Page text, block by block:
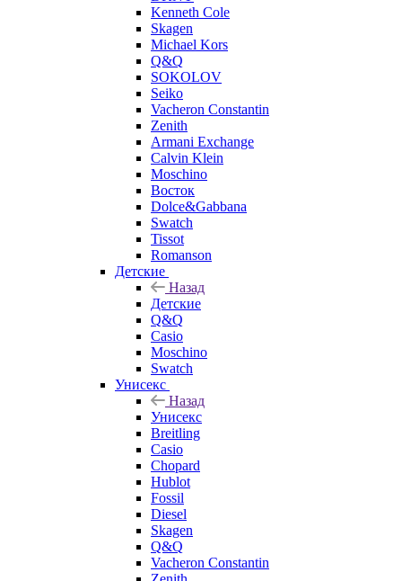
Kenneth Cole
Skagen
Michael Kors
Q&Q
SOKOLOV
Seiko
Vacheron Constantin
Zenith
Armani Exchange
Calvin Klein
Moschino
Восток
Dolce&Gabbana
Swatch
Tissot
Romanson
Детские
Назад
Детские
Q&Q
Casio
Moschino
Swatch
Унисекс
Назад
Унисекс
Breitling
Casio
Chopard
Hublot
Fossil
Diesel
Skagen
Q&Q
Vacheron Constantin